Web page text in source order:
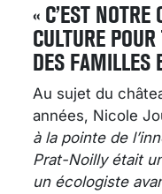
« C’EST
CULTURE
DES FAMILLES
Au sujet du
années, Nicole
à la pointe de
Prat-Noilly était
un écologiste